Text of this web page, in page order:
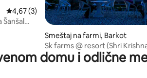
Prosečna ocena 4,67 od 5, utisaka: 3
4,67 (3)
Smeštaj na farmi, Barkot
Sk farms @ resort (Shri
odmaralište)
domu i odlične